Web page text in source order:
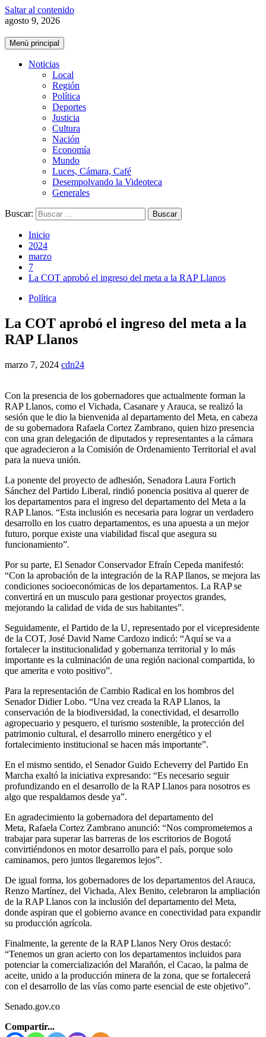
Saltar al contenido
agosto 9, 2026
Menú principal
Noticias
Local
Región
Política
Deportes
Justicia
Cultura
Nación
Economía
Mundo
Luces, Cámara, Café
Desempolvando la Videoteca
Generales
Buscar:
Inicio
2024
marzo
7
La COT aprobó el ingreso del meta a la RAP Llanos
Política
La COT aprobó el ingreso del meta a la
RAP Llanos
marzo 7, 2024 cdn24
Con la presencia de los gobernadores que actualmente forman la
RAP Llanos, como el Vichada, Casanare y Arauca, se realizó la
sesión que le dio la bienvenida al departamento del Meta, en cabeza
de su gobernadora Rafaela Cortez Zambrano, quien hizo presencia
con una gran delegación de diputados y representantes a la cámara
que agradecieron a la Comisión de Ordenamiento Territorial el aval
para la nueva unión.
La ponente del proyecto de adhesión, Senadora Laura Fortich
Sánchez del Partido Liberal, rindió ponencia positiva al querer de
los departamentos para el ingreso del departamento del Meta a la
RAP Llanos. “Esta inclusión es necesaria para lograr un verdadero
desarrollo en los cuatro departamentos, es una apuesta a un mejor
futuro, porque existe una viabilidad fiscal que asegura su
funcionamiento”.
Por su parte, El Senador Conservador Efraín Cepeda manifestó:
“Con la aprobación de la integración de la RAP llanos, se mejora las
condiciones socioeconómicas de los departamentos. La RAP se
convertirá en un musculo para gestionar proyectos grandes,
mejorando la calidad de vida de sus habitantes”.
Seguidamente, el Partido de la U, representado por el vicepresidente
de la COT, José David Name Cardozo indicó: “Aquí se va a
fortalecer la institucionalidad y gobernanza territorial y lo más
importante es la culminación de una región nacional compartida, lo
que amerita e voto positivo”.
Para la representación de Cambio Radical en los hombros del
Senador Didier Lobo. “Una vez creada la RAP Llanos, la
conservación de la biodiversidad, la conectividad, el desarrollo
agropecuario y pesquero, el turismo sostenible, la protección del
patrimonio cultural, el desarrollo minero energético y el
fortalecimiento institucional se hacen más importante”.
En el mismo sentido, el Senador Guido Echeverry del Partido En
Marcha exaltó la iniciativa expresando: “Es necesario seguir
profundizando en el desarrollo de la RAP Llanos para nosotros es
algo que respaldamos desde ya”.
En agradecimiento la gobernadora del departamento del
Meta, Rafaela Cortez Zambrano anunció: “Nos comprometemos a
trabajar para superar las barreras de los escritorios de Bogotá
convirtiéndonos en motor desarrollo para el país, porque solo
caminamos, pero juntos llegaremos lejos”.
De igual forma, los gobernadores de los departamentos del Arauca,
Renzo Martínez, del Vichada, Alex Benito, celebraron la ampliación
de la RAP Llanos con la inclusión del departamento del Meta,
donde aspiran que el gobierno avance en conectividad para expandir
su producción agrícola.
Finalmente, la gerente de la RAP Llanos Nery Oros destacó:
“Tenemos un gran acierto con los departamentos incluidos para
potenciar la comercialización del Marañón, el Cacao, la palma de
aceite, unido a la producción minera de la zona, que se fortalecerá
con el desarrollo de las vías como parte esencial de este objetivo”.
Senado.gov.co
Compartir...